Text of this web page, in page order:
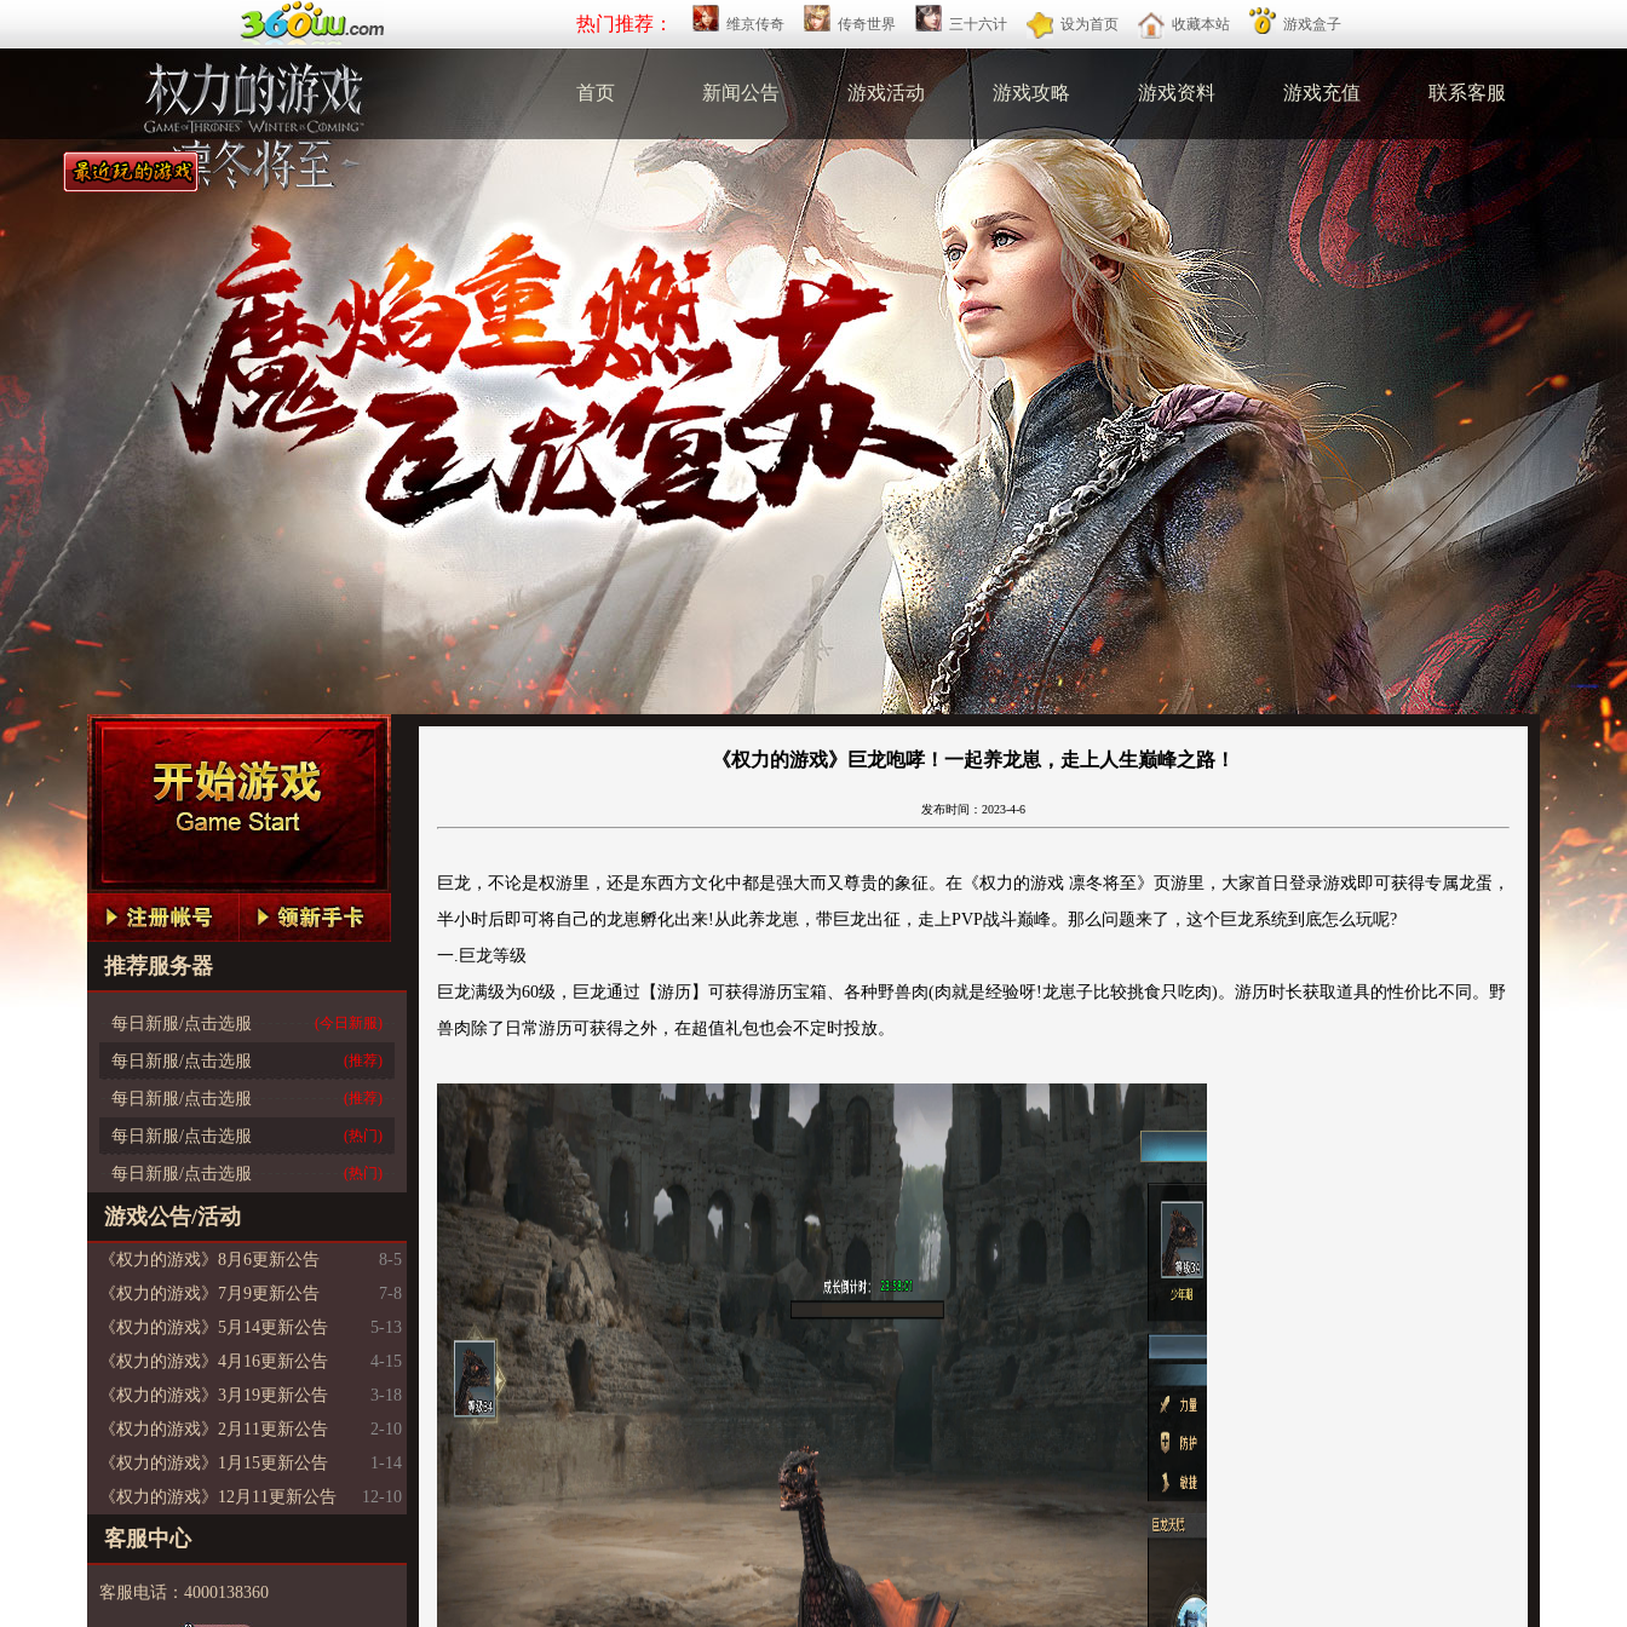
热门推荐： 维京传奇 传奇世界 三十六计 设为首页 收藏本站 游戏盒子
首页 新闻公告 游戏活动 游戏攻略 游戏资料 游戏充值 联系客服
推荐服务器
每日新服/点击选服 (今日新服)
每日新服/点击选服 (推荐)
每日新服/点击选服 (推荐)
每日新服/点击选服 (热门)
每日新服/点击选服 (热门)
游戏公告/活动
《权力的游戏》8月6更新公告
8-5
《权力的游戏》7月9更新公告
7-8
《权力的游戏》5月14更新公告
5-13
《权力的游戏》4月16更新公告
4-15
《权力的游戏》3月19更新公告
3-18
《权力的游戏》2月11更新公告
2-10
《权力的游戏》1月15更新公告
1-14
《权力的游戏》12月11更新公告
12-10
客服中心
客服电话：4000138360
《权力的游戏》巨龙咆哮！一起养龙崽，走上人生巅峰之路！
发布时间：2023-4-6
巨龙，不论是权游里，还是东西方文化中都是强大而又尊贵的象征。在《权力的游戏 凛冬将至》页游里，大家首日登录游戏即可获得专属龙蛋，
半小时后即可将自己的龙崽孵化出来!从此养龙崽，带巨龙出征，走上PVP战斗巅峰。那么问题来了，这个巨龙系统到底怎么玩呢?
一.巨龙等级
巨龙满级为60级，巨龙通过【游历】可获得游历宝箱、各种野兽肉(肉就是经验呀!龙崽子比较挑食只吃肉)。游历时长获取道具的性价比不同。野
兽肉除了日常游历可获得之外，在超值礼包也会不定时投放。